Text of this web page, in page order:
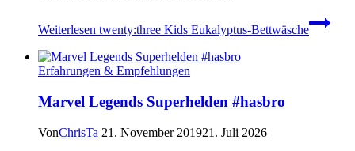
Weiterlesen twenty:three Kids Eukalyptus-Bettwäsche
Erfahrungen & Empfehlungen
Marvel Legends Superhelden #hasbro
VonChrisTa 21. November 201921. Juli 2026